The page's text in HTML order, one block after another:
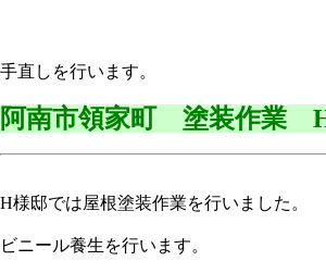
手直しを行います。
阿南市領家町 塗装作業
H様邸では屋根塗装作業を行いました。
ビニール養生を行います。